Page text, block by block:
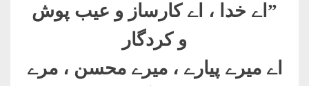
” اے خدا ، اے کارساز و عیب پوش
و کردگار
اے میرے پیارے ، میرے محسن ، مرے